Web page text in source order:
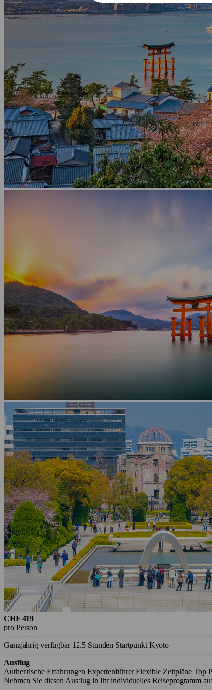
CHF 419
pro Person
Ganzjährig verfügbar 12.5 Stunden Startpunkt Kyoto
Ausflug
Authentische Erfahrungen Expertenführer Flexible Zeitpläne Top
Nehmen Sie diesen Ausflug in Ihr individuelles Reiseprogramm